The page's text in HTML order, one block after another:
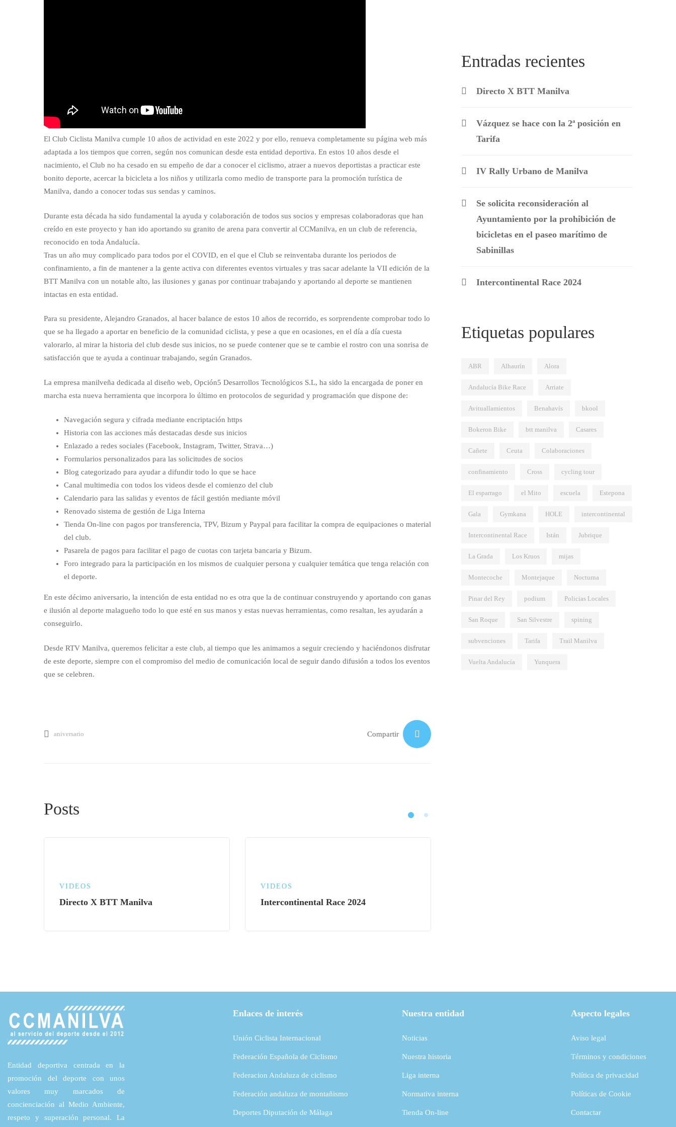
El Club Ciclista Manilva cumple 10 años de actividad en este 2022 y por ello, renueva completamente su página web más
adaptada a los tiempos que corren, según nos comunican desde esta entidad deportiva. En estos 10 años desde el
nacimiento, el Club no ha cesado en su empeño de dar a conocer el ciclismo, atraer a nuevos deportistas a practicar este
bonito deporte, acercar la bicicleta a los niños y utilizarla como medio de transporte para la promoción turística de
Manilva, dando a conocer todas sus sendas y caminos.
Durante esta década ha sido fundamental la ayuda y colaboración de todos sus socios y empresas colaboradoras que han
creído en este proyecto y han ido aportando su granito de arena para convertir al CCManilva, en un club de referencia,
reconocido en toda Andalucía.
Tras un año muy complicado para todos por el COVID, en el que el Club se reinventaba durante los periodos de
confinamiento, a fin de mantener a la gente activa con diferentes eventos virtuales y tras sacar adelante la VII edición de la
BTT Manilva con un notable alto, las ilusiones y ganas por continuar trabajando y aportando al deporte se mantienen
intactas en esta entidad.
Para su presidente, Alejandro Granados, al hacer balance de estos 10 años de recorrido, es sorprendente comprobar todo lo
que se ha llegado a aportar en beneficio de la comunidad ciclista, y pese a que en ocasiones, en el día a día cuesta
valorarlo, al mirar la historia del club desde sus inicios, no se puede contener que se te cambie el rostro con una sonrisa de
satisfacción que te ayuda a continuar trabajando, según Granados.
La empresa manilveña dedicada al diseño web, Opción5 Desarrollos Tecnológicos S.L, ha sido la encargada de poner en
marcha esta nueva herramienta que incorpora lo último en protocolos de seguridad y programación que dispone de:
Navegación segura y cifrada mediante encriptación https
Historia con las acciones más destacadas desde sus inicios
Enlazado a redes sociales (Facebook, Instagram, Twitter, Strava…)
Formularios personalizados para las solicitudes de socios
Blog categorizado para ayudar a difundir todo lo que se hace
Canal multimedia con todos los videos desde el comienzo del club
Calendario para las salidas y eventos de fácil gestión mediante móvil
Renovado sistema de gestión de Liga Interna
Tienda On-line con pagos por transferencia, TPV, Bizum y Paypal para facilitar la compra de equipaciones o material
del club.
Pasarela de pagos para facilitar el pago de cuotas con tarjeta bancaria y Bizum.
Foro integrado para la participación en los mismos de cualquier persona y cualquier temática que tenga relación con
el deporte.
En este décimo aniversario, la intención de esta entidad no es otra que la de continuar construyendo y aportando con ganas
e ilusión al deporte malagueño todo lo que esté en sus manos y estas nuevas herramientas, como resaltan, les ayudarán a
conseguirlo.
Desde RTV Manilva, queremos felicitar a este club, al tiempo que les animamos a seguir creciendo y haciéndonos disfrutar
de este deporte, siempre con el compromiso del medio de comunicación local de seguir dando difusión a todos los eventos
que se celebren.
aniversario Compartir
Posts
VIDEOS
Directo X BTT Manilva
VIDEOS
Intercontinental Race 2024
Entradas recientes
Directo X BTT Manilva
Vázquez se hace con la 2ª posición en
Tarifa
IV Rally Urbano de Manilva
Se solicita reconsideración al
Ayuntamiento por la prohibición de
bicicletas en el paseo marítimo de
Sabinillas
Intercontinental Race 2024
Etiquetas populares
ABR Alhaurín Alora
Andalucía Bike Race Arriate
Avituallamientos Benahavís bkool
Bokeron Bike btt manilva Casares
Cañete Ceuta Colaboraciones
confinamiento Cross cycling tour
El esparrago el Mito escuela Estepona
Gala Gymkana HOLE intercontinental
Intercontinental Race Istán Jubrique
La Grada Los Kruos mijas
Montecoche Montejaque Nocturna
Pinar del Rey podium Policias Locales
San Roque San Silvestre spining
subvenciones Tarifa Trail Manilva
Vuelta Andalucía Yunquera
Entidad deportiva centrada en la
promoción del deporte con unos
valores muy marcados de
concienciación al Medio Ambiente,
respeto y superación personal. La
Enlaces de interés
Unión Ciclista Internacional
Federación Española de Ciclismo
Federacion Andaluza de ciclismo
Federación andaluza de montañismo
Deportes Diputación de Málaga
Nuestra entidad
Noticias
Nuestra historia
Liga interna
Normativa interna
Tienda On-line
Aspecto legales
Aviso legal
Términos y condiciones
Política de privacidad
Políticas de Cookie
Contactar